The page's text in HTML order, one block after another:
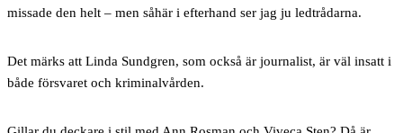
missade den helt – men såhär i efterhand ser jag ju ledtrådarna.
Det märks att Linda Sundgren, som också är journalist, är väl insatt i
både försvaret och kriminalvården.